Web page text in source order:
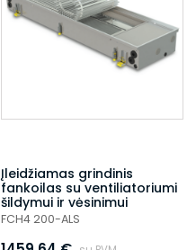
Įleidžiamas grindinis
fankoilas su ventiliatoriumi
šildymui ir vėsinimui
FCH4 200-ALS